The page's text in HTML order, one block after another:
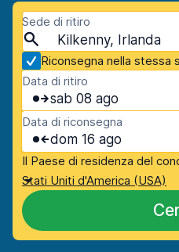
Sede di ritiro
Kilkenny, Irlanda
Riconsegna nella stessa
Data di ritiro
sab 08 ago
Data di riconsegna
dom 16 ago
Il Paese di residenza del
Stati Uniti d'America (USA)